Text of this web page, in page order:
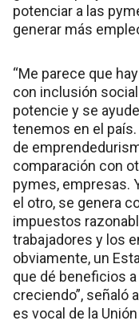
potenciar a las
generar más
“Me parece que
con inclusión
potencie y se
tenemos en el
de
comparación con
pymes, empresas.
el otro, se genera
impuestos
trabajadores y los
obviamente, un
que dé beneficios
creciendo”, señaló
es vocal de la